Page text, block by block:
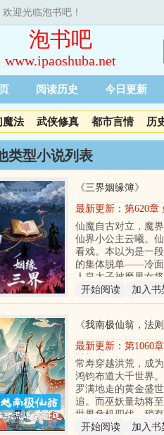
欢迎光临泡书吧！
泡书吧
www.ipaoshuba.net
阅读历史 今日更新
魔法 武侠修真 都市言情 历
类型小说列表
《三界姻缘簿》
最新更新： 第620章
仙魔自古对立，魔
仙界小公主云曦。
看戏。本以为是一
的集体脱单——冷面
人皇太子被魔界女将
开始阅读
加入书
《我南极仙翁，法
最新更新： 第1060
谋划成
常寿穿越洪荒，成
鸿钧布道大千世界
罗满地走的黄金盛
追。而巫妖量劫将
世界危机四伏，稍
开始阅读
加入书